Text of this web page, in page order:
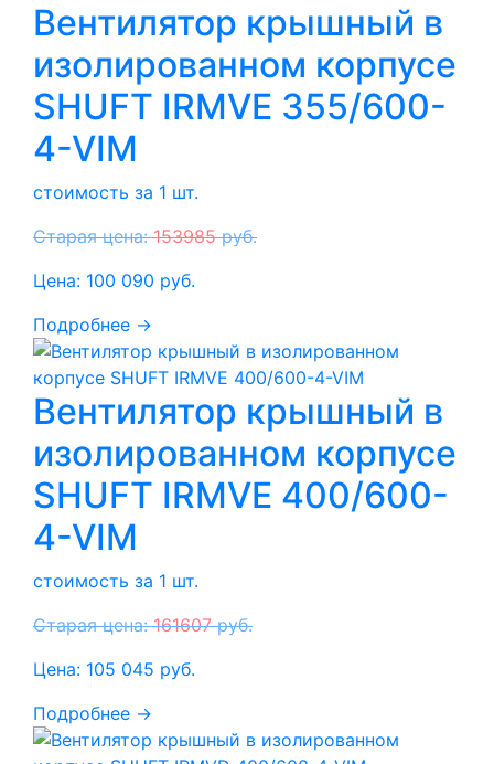
Вентилятор крышный в
изолированном корпусе
SHUFT IRMVE 355/600-
4-VIM
стоимость за 1 шт.
Старая цена:153985руб.
Цена: 100 090 руб.
Подробнее →
Вентилятор крышный в
изолированном корпусе
SHUFT IRMVE 400/600-
4-VIM
стоимость за 1 шт.
Старая цена:161607руб.
Цена: 105 045 руб.
Подробнее →